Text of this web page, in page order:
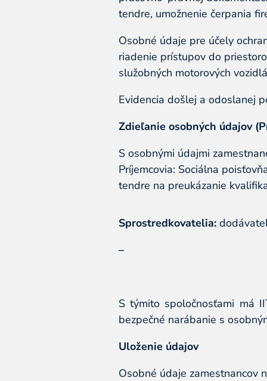
tendre, umožnenie čerpania
Osobné údaje pre účely
riadenie prístupov do
služobných motorových
Evidencia došlej a odoslanej
Zdieľanie osobných údajov
S osobnými údajmi
Príjemcovia: Sociálna
tendre na preukázanie
Sprostredkovatelia:
–
S týmito spoločnosťami má
bezpečné narábanie s
Uloženie údajov
Osobné údaje zamestnancov